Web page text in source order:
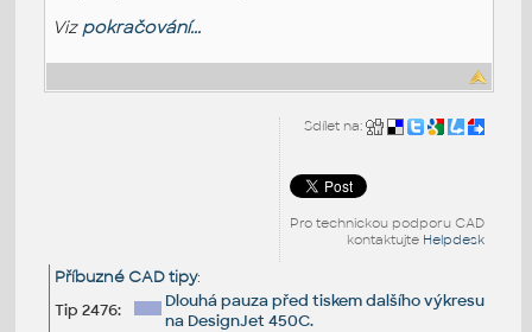
Viz pokračování...
Sdílet na:
Pro technickou podporu CAD
kontaktujte Helpdesk
Příbuzné CAD tipy:
Tip 2476:
Dlouhá pauza před tiskem dalšího výkresu
na DesignJet 450C.